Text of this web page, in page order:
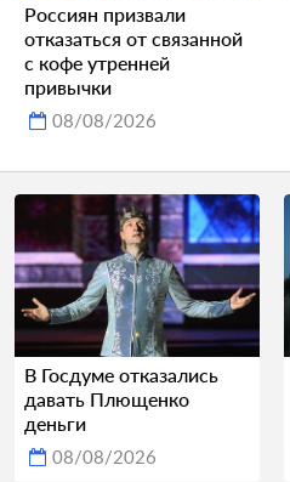
Россиян призвали
отказаться от связанной
с кофе утренней
привычки
08/08/2026
В Госдуме отказались
давать Плющенко
деньги
08/08/2026